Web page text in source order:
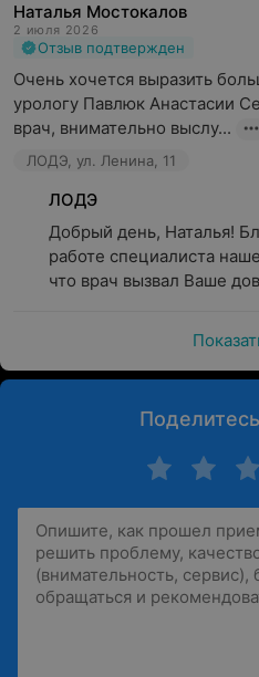
Наталья Мостокалов
2 июля 2026
Отзыв подтвержден
Очень хочется выразить
урологу Павлюк Анастасии
врач, внимательно выслу...
ЛОДЭ, ул. Ленина, 11
ЛОДЭ
Добрый день, Наталья!
работе специалиста
что врач вызвал Ваше